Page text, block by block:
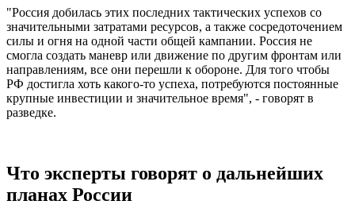
"Россия добилась этих последних тактических успехов со
значительными затратами ресурсов, а также сосредоточением
силы и огня на одной части общей кампании. Россия не
смогла создать маневр или движение по другим фронтам или
направлениям, все они перешли к обороне. Для того чтобы
РФ достигла хоть какого-то успеха, потребуются постоянные
крупные инвестиции и значительное время", - говорят в
разведке.
Что эксперты говорят о дальнейших
планах России